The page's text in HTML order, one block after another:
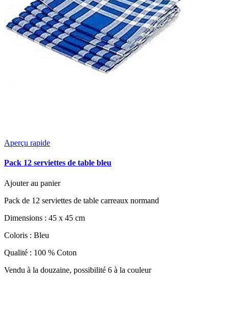
Aperçu rapide
Pack 12 serviettes de table bleu
Ajouter au panier
Pack de 12 serviettes de table carreaux normand
Dimensions : 45 x 45 cm
Coloris : Bleu
Qualité : 100 % Coton
Vendu à la douzaine, possibilité 6 à la couleur